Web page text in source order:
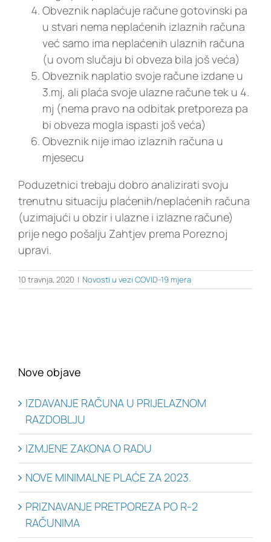
Obveznik naplaćuje račune gotovinski pa
u stvari nema neplaćenih izlaznih računa
već samo ima neplaćenih ulaznih računa
(u ovom slučaju bi obveza bila još veća)
Obveznik naplatio svoje račune izdane u
3.mj, ali plaća svoje ulazne račune tek u 4.
mj (nema pravo na odbitak pretporeza pa
bi obveza mogla ispasti još veća)
Obveznik nije imao izlaznih računa u
mjesecu
Poduzetnici trebaju dobro analizirati svoju
trenutnu situaciju plaćenih/neplaćenih računa
(uzimajući u obzir i ulazne i izlazne račune)
prije nego pošalju Zahtjev prema Poreznoj
upravi.
10 travnja, 2020 | Novosti u vezi COVID-19 mjera
Nove objave
IZDAVANJE RAČUNA U PRIJELAZNOM
RAZDOBLJU
IZMJENE ZAKONA O RADU
NOVE MINIMALNE PLAĆE ZA 2023.
PRIZNAVANJE PRETPOREZA PO R-2
RAČUNIMA